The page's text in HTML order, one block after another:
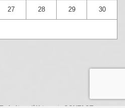
27 28 29 30